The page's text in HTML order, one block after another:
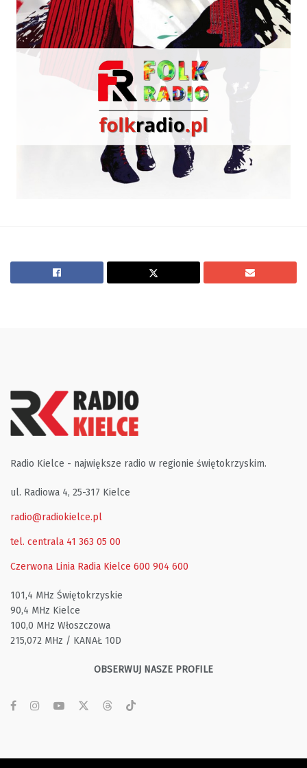
Radio Kielce - największe radio w regionie świętokrzyskim.
ul. Radiowa 4, 25-317 Kielce
radio@radiokielce.pl
tel. centrala 41 363 05 00
Czerwona Linia Radia Kielce 600 904 600
101,4 MHz Świętokrzyskie
90,4 MHz Kielce
100,0 MHz Włoszczowa
215,072 MHz / KANAŁ 10D
OBSERWUJ NASZE PROFILE